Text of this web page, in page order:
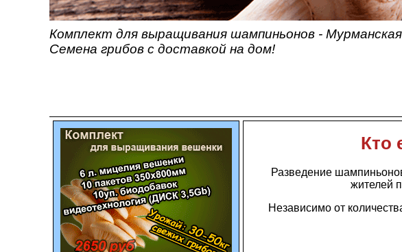
Комплект для выращивания шампиньонов -
Семена грибов с доставкой на дом!
Кто
Разведение
жителей
Независимо от